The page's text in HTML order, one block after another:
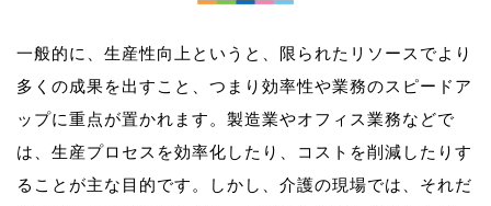
一般的に、生産性向上というと、限られたリソースでより
多くの成果を出すこと、つまり効率性や業務のスピードア
ップに重点が置かれます。製造業やオフィス業務などで
は、生産プロセスを効率化したり、コストを削減したりす
ることが主な目的です。しかし、介護の現場では、それだ